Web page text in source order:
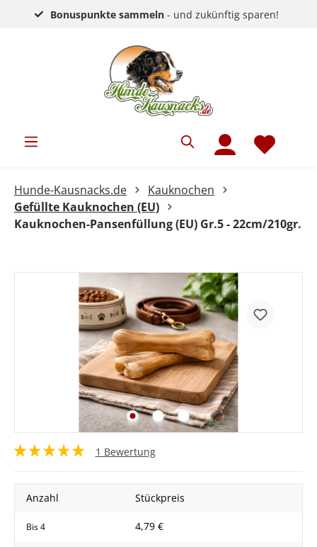
Bonuspunkte sammeln - und zukünftig sparen!
Hunde-Kausnacks.de
Kauknochen
Gefüllte Kauknochen (EU)
Kauknochen-Pansenfüllung (EU) Gr.5 - 22cm/210gr.
1 Bewertung
Anzahl Stückpreis
Bis4 4,79 €